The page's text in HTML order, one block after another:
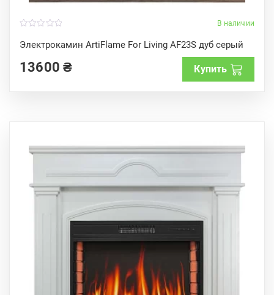
В наличии
Электрокамин ArtiFlame For Living AF23S дуб серый
o
u
o
13600₴ Купить